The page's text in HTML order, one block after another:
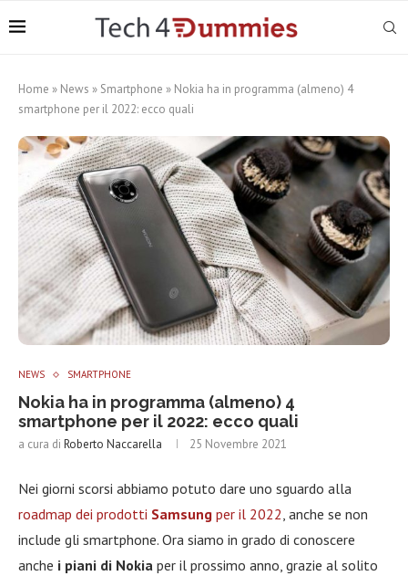
Home » News » Smartphone » Nokia ha in programma (almeno) 4
smartphone per il 2022: ecco quali
NEWS SMARTPHONE
Nokia ha in programma (almeno) 4
smartphone per il 2022: ecco quali
a cura di Roberto Naccarella 25 Novembre 2021
Nei giorni scorsi abbiamo potuto dare uno sguardo alla
roadmap dei prodotti Samsung per il 2022, anche se non
include gli smartphone. Ora siamo in grado di conoscere
anche i piani di Nokia per il prossimo anno, grazie al solito